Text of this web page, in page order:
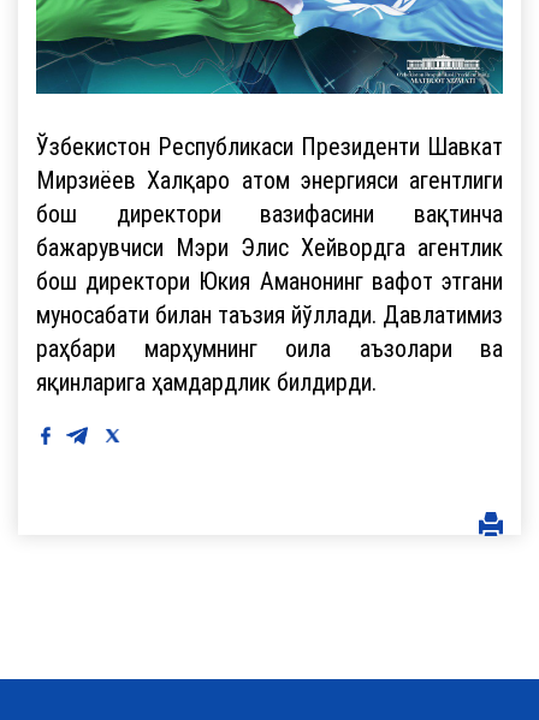
Ўзбекистон Республикаси Президенти Шавкат
Мирзиёев Халқаро атом энергияси агентлиги
бош директори вазифасини вақтинча
бажарувчиси Мэри Элис Хейвордга агентлик
бош директори Юкия Аманонинг вафот этгани
муносабати билан таъзия йўллади. Давлатимиз
раҳбари марҳумнинг оила аъзолари ва
яқинларига ҳамдардлик билдирди.